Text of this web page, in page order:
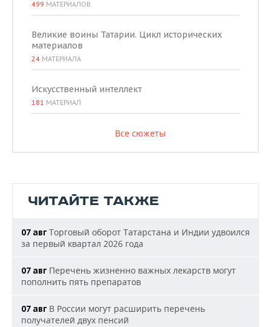
499 МАТЕРИАЛОВ
Великие воины Татарии. Цикл исторических
материалов
24 МАТЕРИАЛА
Искусственный интеллект
181 МАТЕРИАЛ
Все сюжеты
ЧИТАЙТЕ ТАКЖЕ
07 авг Торговый оборот Татарстана и Индии удвоился
за первый квартал 2026 года
07 авг Перечень жизненно важных лекарств могут
пополнить пять препаратов
07 авг В России могут расширить перечень
получателей двух пенсий